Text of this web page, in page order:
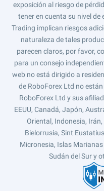
exposición al riesgo de
tener en cuenta su nivel de
Trading implican riesgos
naturaleza de tales
parecen claros, por favor,
para un consejo
web no está dirigido a
de RoboForex Ltd no
RoboForex Ltd y sus
EEUU, Canadá, Japón,
Oriental, Indonesia,
Bielorrusia, Sint
Micronesia, Islas
Sudán del Sur y